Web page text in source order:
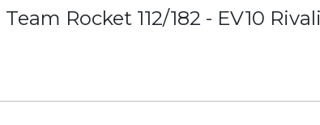
Rocket 112/182 - EV10